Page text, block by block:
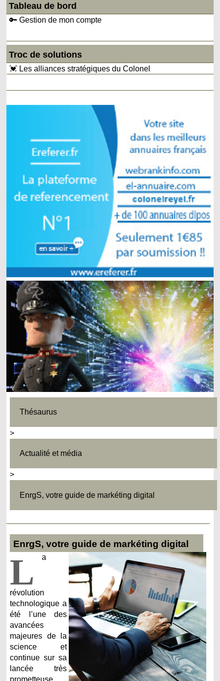
Tableau de bord
🔑 Gestion de mon compte
Troc de solutions
💓 Les alliances stratégiques du Colonel
Thésaurus
>
Actualité et média
>
EnrgS, votre guide de markéting digital
EnrgS, votre guide de markéting digital
L a
révolution
technologique a
été l’une des
avancées
majeures de la
science et
continue sur sa
lancée très
prometteuse.